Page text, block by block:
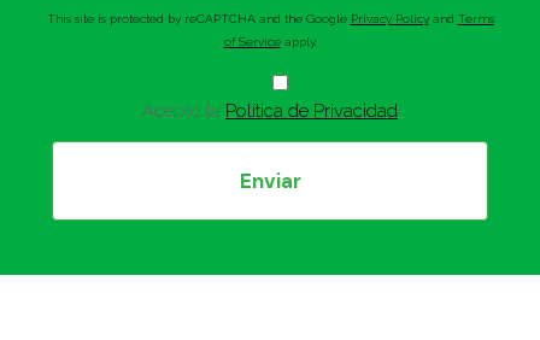
This site is protected by reCAPTCHA and the Google Privacy Policyand Terms
of Serviceapply.
Acepto la Política de Privacidad